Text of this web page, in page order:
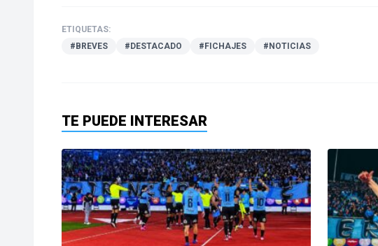
ETIQUETAS:
#BREVES
#DESTACADO #FICHAJES #NOTICIAS
TE PUEDE INTERESAR